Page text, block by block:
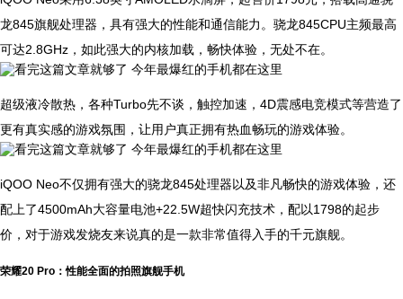
龙845旗舰处理器，具有强大的性能和通信能力。骁龙845CPU主频最高
可达2.8GHz，如此强大的内核加载，畅快体验，无处不在。
超级液冷散热，各种Turbo先不谈，触控加速，4D震感电竞模式等营造了
更有真实感的游戏氛围，让用户真正拥有热血畅玩的游戏体验。
iQOO Neo不仅拥有强大的骁龙845处理器以及非凡畅快的游戏体验，还
配上了4500mAh大容量电池+22.5W超快闪充技术，配以1798的起步
价，对于游戏发烧友来说真的是一款非常值得入手的千元旗舰。
荣耀20 Pro：性能全面的拍照旗舰手机